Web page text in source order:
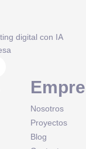
digital con IA
Nosotros
Proyectos
Blog